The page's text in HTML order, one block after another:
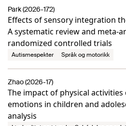
Effects of sensory integration
A systematic review and meta-
randomized controlled trials
Park (2026-172)
Autismespekter Språk og motorikk
The impact of physical
emotions in children and
analysis
Zhao (2026-17)